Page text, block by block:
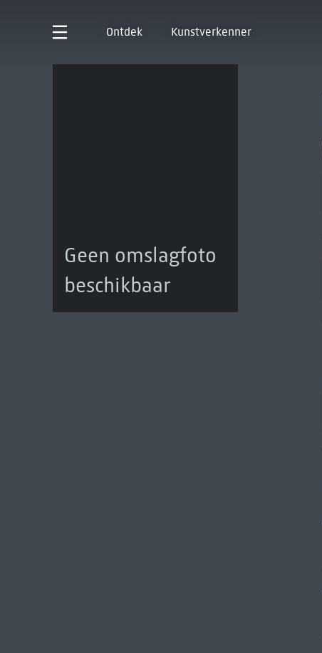
Ontdek Kunstverkenner
Geen omslagfoto
beschikbaar